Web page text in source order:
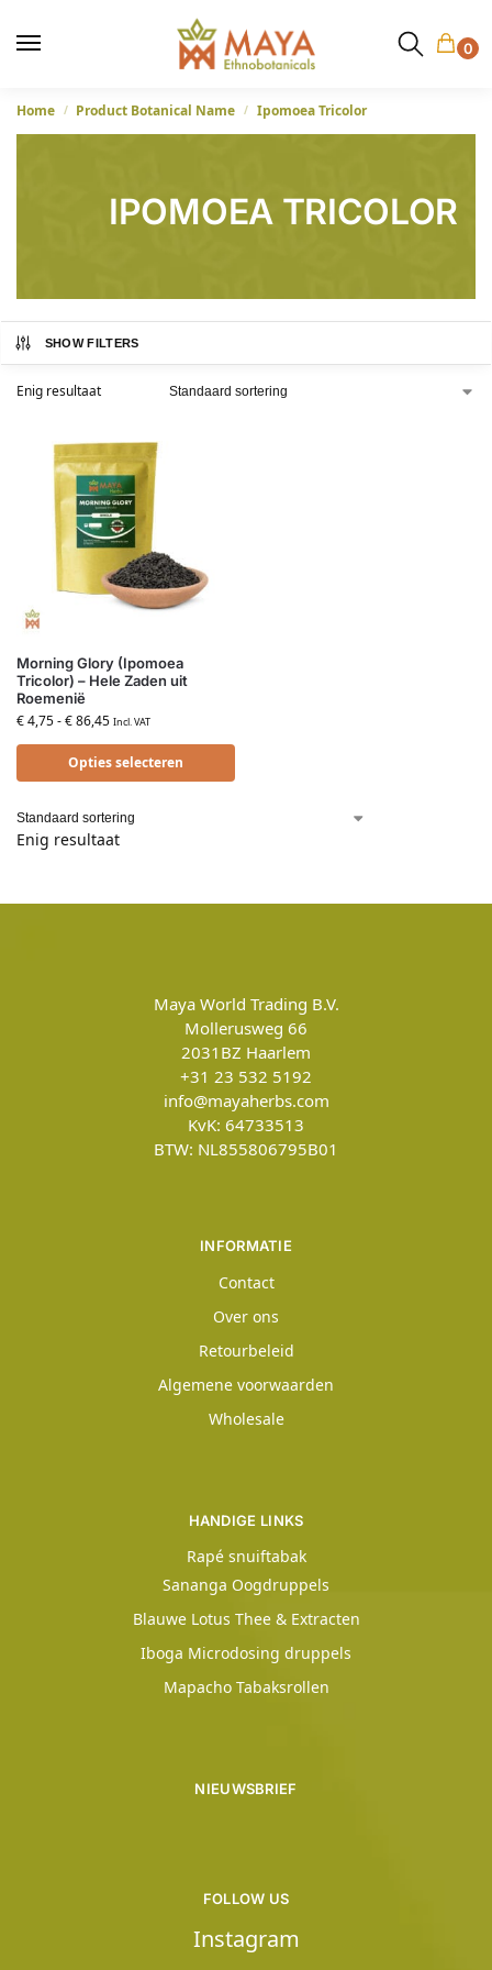
0
Home / Product Botanical Name / Ipomoea Tricolor
IPOMOEA TRICOLOR
SHOW FILTERS
Enig resultaat
Morning Glory (Ipomoea
Tricolor) – Hele Zaden uit
Roemenië
€4,75-€86,45 Incl. VAT
Opties selecteren
Enig resultaat
Maya World Trading B.V.
Mollerusweg 66
2031BZ Haarlem
+31 23 532 5192
info@mayaherbs.com
KvK: 64733513
BTW: NL855806795B01
INFORMATIE
Contact
Over ons
Retourbeleid
Algemene voorwaarden
Wholesale
HANDIGE LINKS
Rapé snuiftabak
Sananga Oogdruppels
Blauwe Lotus Thee & Extracten
Iboga Microdosing druppels
Mapacho Tabaksrollen
NIEUWSBRIEF
FOLLOW US
Instagram